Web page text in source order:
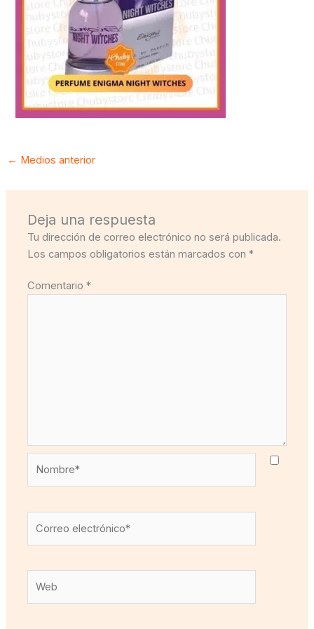
← Medios anterior
Deja una respuesta
Tu dirección de correo electrónico no será publicada.
Los campos obligatorios están marcados con*
Comentario*
electrónico*